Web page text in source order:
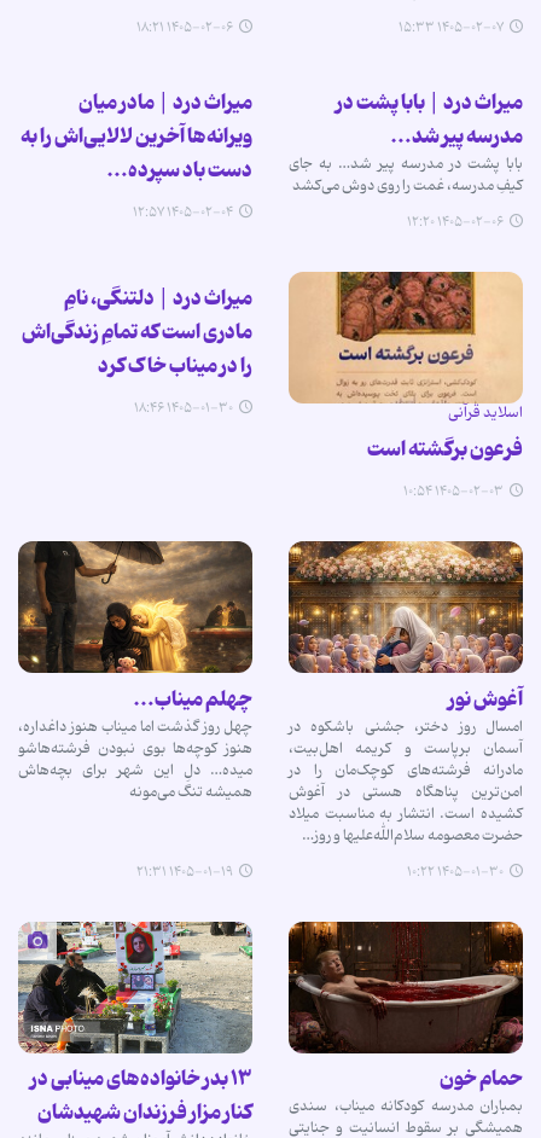
۱۴۰۵-۰۲-۰۷ ۱۵:۳۳ ۱۴۰۵-۰۲-۰۶ ۱۸:۲۱
میراث درد | بابا پشت در
مدرسه پیر شد…
بابا پشت در مدرسه پیر شد… به جای
کیفِ مدرسه، غمت را روی دوش می‌کشد
۱۴۰۵-۰۲-۰۶ ۱۲:۲۰
میراث درد | مادر میان
ویرانه‌ها آخرین لالایی‌اش را به
دست باد سپرده…
۱۴۰۵-۰۲-۰۴ ۱۲:۵۷
اسلاید قرآنی
فرعون برگشته است
۱۴۰۵-۰۲-۰۳ ۱۰:۵۴
میراث درد | دلتنگی، نامِ
مادری است که تمامِ زندگی‌اش
را در میناب خاک کرد
۱۴۰۵-۰۱-۳۰ ۱۸:۴۶
آغوش نور
امسال روز دختر، جشنی باشکوه در
آسمان برپاست و کریمه اهل‌بیت،
مادرانه فرشته‌های کوچک‌مان را در
امن‌ترین پناهگاه هستی در آغوش
کشیده است. انتشار به مناسبت میلاد
حضرت معصومه سلام‌الله‌علیها و روز…
۱۴۰۵-۰۱-۳۰ ۱۰:۲۲
چهلم میناب…
چهل روز گذشت اما میناب هنوز داغداره،
هنوز کوچه‌ها بوی نبودن فرشته‌هاشو
میده… دلِ این شهر برای بچه‌هاش
همیشه تنگ می‌مونه
۱۴۰۵-۰۱-۱۹ ۲۱:۳۱
حمام خون
بمباران مدرسه کودکانه میناب، سندی
همیشگی بر سقوط انسانیت و جنایتی
۱۳ بدر خانواده‌های مینابی در
کنار مزار فرزندان شهیدشان